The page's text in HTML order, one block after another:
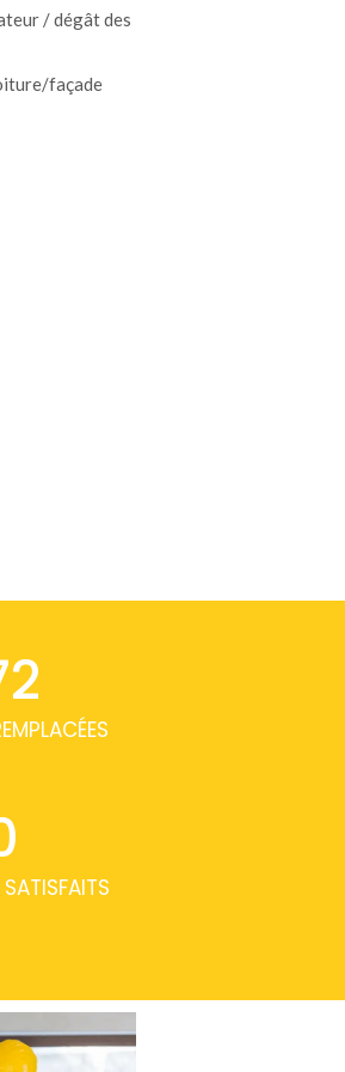
/ dégât des
façade